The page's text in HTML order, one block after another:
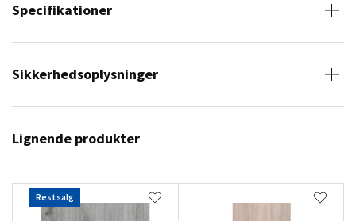
Specifikationer
Sikkerhedsoplysninger
Lignende produkter
Restsalg